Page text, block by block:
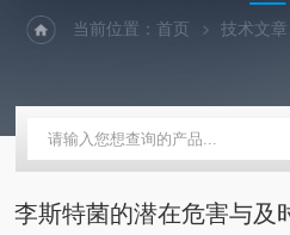
当前位置：首页 技术文章
李斯特菌的潜在危害与及